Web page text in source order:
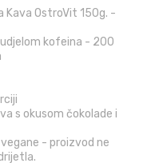
Kava OstroVit 150g. -
kofeina - 200
s okusom čokolade i
- proizvod ne